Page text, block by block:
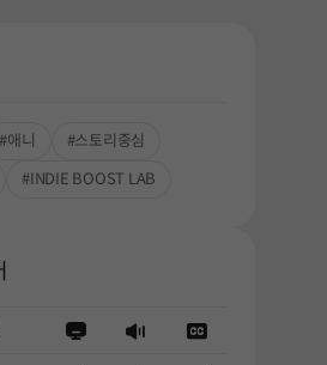
#애니
#스토리중심
#INDIE BOOST LAB